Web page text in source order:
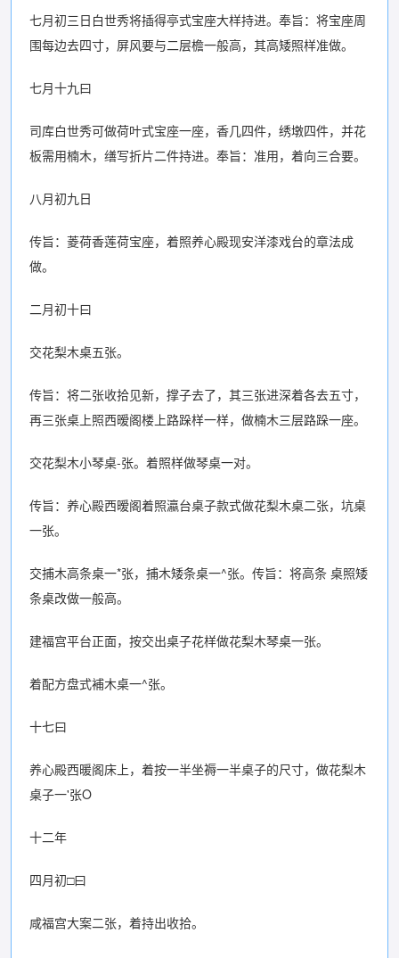
七月初三日白世秀将插得亭式宝座大样持进。奉旨：将宝座周
围每边去四寸，屏风要与二层檐一般高，其高矮照样准做。
七月十九曰
司库白世秀可做荷叶式宝座一座，香几四件，绣墩四件，并花
板需用楠木，缮写折片二件持进。奉旨：准用，着向三合要。
八月初九日
传旨：菱荷香莲荷宝座，着照养心殿现安洋漆戏台的章法成
做。
二月初十曰
交花梨木桌五张。
传旨：将二张收拾见新，撑子去了，其三张进深着各去五寸，
再三张桌上照西暧阁楼上路跺样一样，做楠木三层路跺一座。
交花梨木小琴桌-张。着照样做琴桌一对。
传旨：养心殿西暧阁着照瀛台桌子款式做花梨木桌二张，坑桌
一张。
交捕木高条桌一*张，捕木矮条桌一^张。传旨：将高条 桌照矮
条桌改做一般高。
建福宫平台正面，按交出桌子花样做花梨木琴桌一张。
着配方盘式補木桌一^张。
十七曰
养心殿西暖阁床上，着按一半坐褥一半桌子的尺寸，做花梨木
桌子一'张O
十二年
四月初□曰
咸福宫大案二张，着持出收拾。